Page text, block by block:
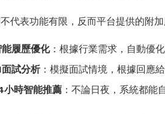
代表功能有限，反而平台提供的附加
能履歷優化：根據行業需求，自動優
試分析：模擬面試情境，根據回應
小時智能推薦 ：不論日夜，系統都能